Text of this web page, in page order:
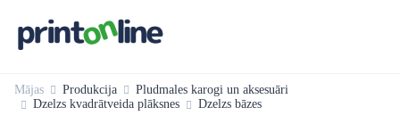
Mājas Produkcija
Pludmales karogi un aksesuāri
Dzelzs kvadrātveida plāksnes
Dzelzs bāzes